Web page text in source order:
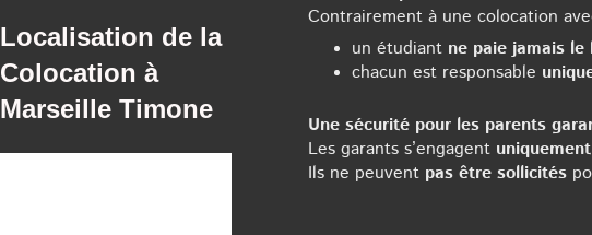
Contrairement à une colocation
un étudiant ne paie jamais le
chacun est responsable
Une sécurité pour les parents
Les garants s’engagent
Ils ne peuvent pas être sollicités
Localisation de la
Colocation à
Marseille Timone